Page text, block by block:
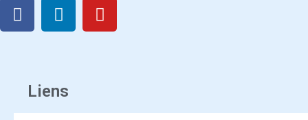
Liens